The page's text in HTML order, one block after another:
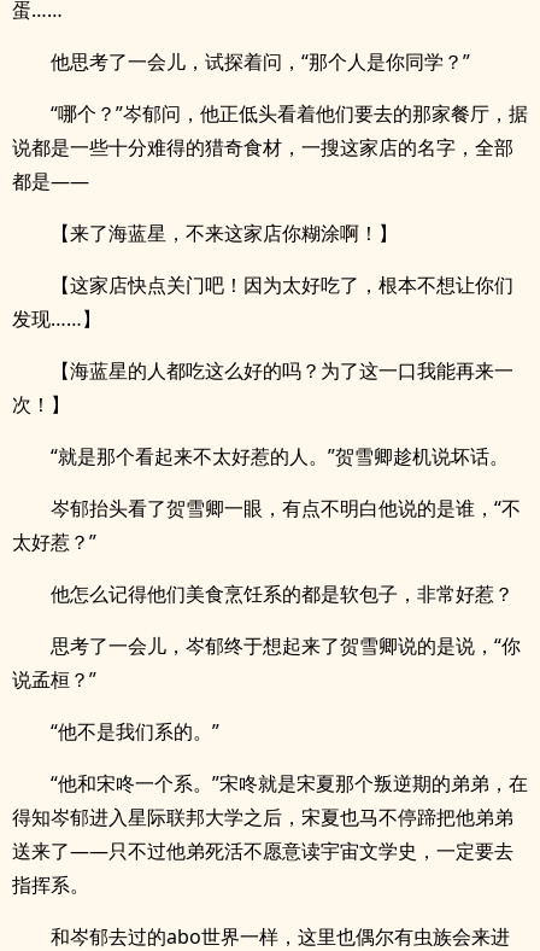
蛋……
他思考了一会儿，试探着问，“那个人是你同学？”
“哪个？”岑郁问，他正低头看着他们要去的那家餐厅，据
说都是一些十分难得的猎奇食材，一搜这家店的名字，全部
都是——
【来了海蓝星，不来这家店你糊涂啊！】
【这家店快点关门吧！因为太好吃了，根本不想让你们
发现……】
【海蓝星的人都吃这么好的吗？为了这一口我能再来一
次！】
“就是那个看起来不太好惹的人。”贺雪卿趁机说坏话。
岑郁抬头看了贺雪卿一眼，有点不明白他说的是谁，“不
太好惹？”
他怎么记得他们美食烹饪系的都是软包子，非常好惹？
思考了一会儿，岑郁终于想起来了贺雪卿说的是说，“你
说孟桓？”
“他不是我们系的。”
“他和宋咚一个系。”宋咚就是宋夏那个叛逆期的弟弟，在
得知岑郁进入星际联邦大学之后，宋夏也马不停蹄把他弟弟
送来了——只不过他弟死活不愿意读宇宙文学史，一定要去
指挥系。
和岑郁去过的abo世界一样，这里也偶尔有虫族会来进